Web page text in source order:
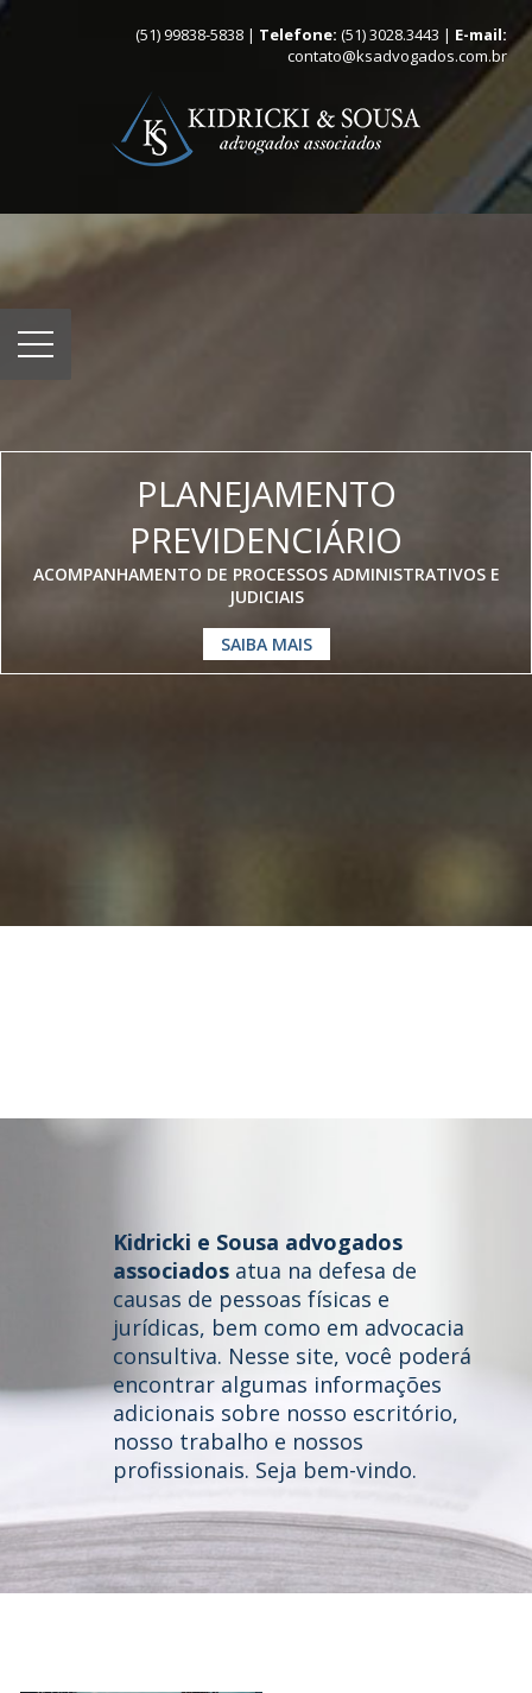
(51) 99838-5838 | Telefone: (51) 3028.3443 | E-mail:
contato@ksadvogados.com.br
Home
Quem somos
Áreas de Atuação
Profissionais
PLANEJAMENTO
PREVIDENCIÁRIO
ACOMPANHAMENTO DE PROCESSOS ADMINISTRATIVOS E
JUDICIAIS
SAIBA MAIS
Kidricki e Sousa advogados
associadosatua na defesa de
causas de pessoas físicas e
jurídicas, bem como em advocacia
consultiva. Nesse site, você poderá
encontrar algumas informações
adicionais sobre nosso escritório,
nosso trabalho e nossos
profissionais. Seja bem-vindo.